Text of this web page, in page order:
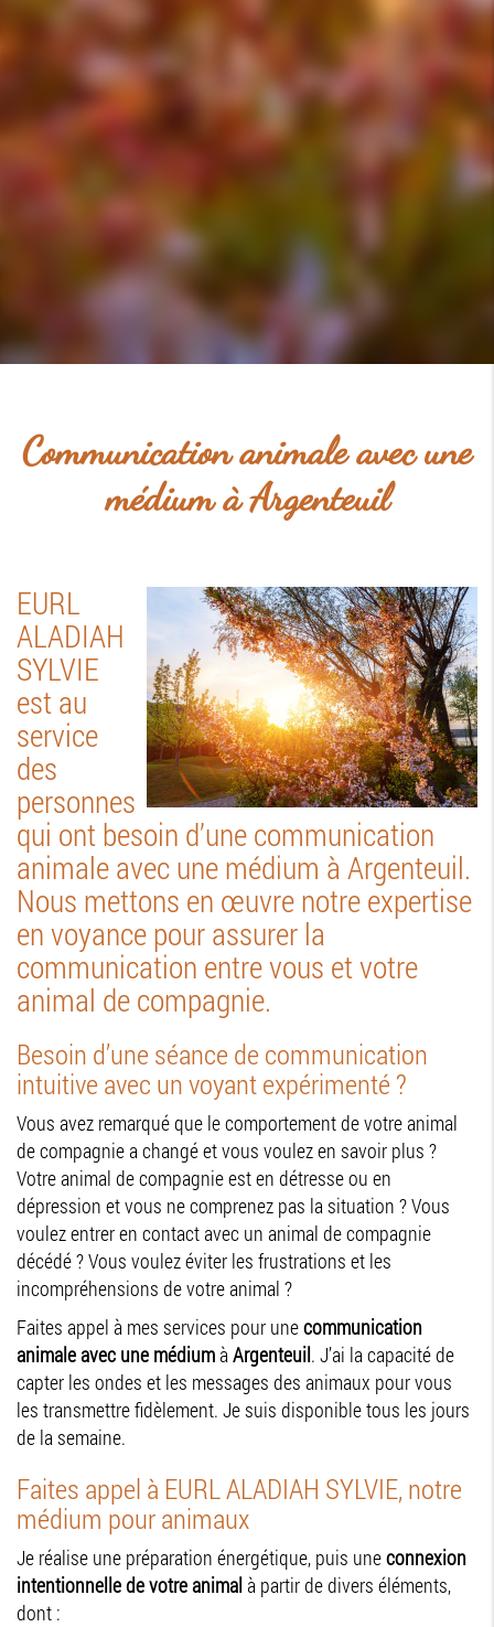
Communication animale avec une
médium à Argenteuil
EURL
ALADIAH
SYLVIE
est au
service
des
personnes
qui ont besoin d’une communication
animale avec une médium à Argenteuil.
Nous mettons en œuvre notre expertise
en voyance pour assurer la
communication entre vous et votre
animal de compagnie.
Besoin d’une séance de communication
intuitive avec un voyant expérimenté ?
Vous avez remarqué que le comportement de votre animal
de compagnie a changé et vous voulez en savoir plus ?
Votre animal de compagnie est en détresse ou en
dépression et vous ne comprenez pas la situation ? Vous
voulez entrer en contact avec un animal de compagnie
décédé ? Vous voulez éviter les frustrations et les
incompréhensions de votre animal ?
Faites appel à mes services pour unecommunication
animale avec une médium àArgenteuil. J’ai la capacité de
capter les ondes et les messages des animaux pour vous
les transmettre fidèlement. Je suis disponible tous les jours
de la semaine.
Faites appel à EURL ALADIAH SYLVIE, notre
médium pour animaux
Je réalise une préparation énergétique, puis uneconnexion
intentionnelle de votre animal à partir de divers éléments,
dont :